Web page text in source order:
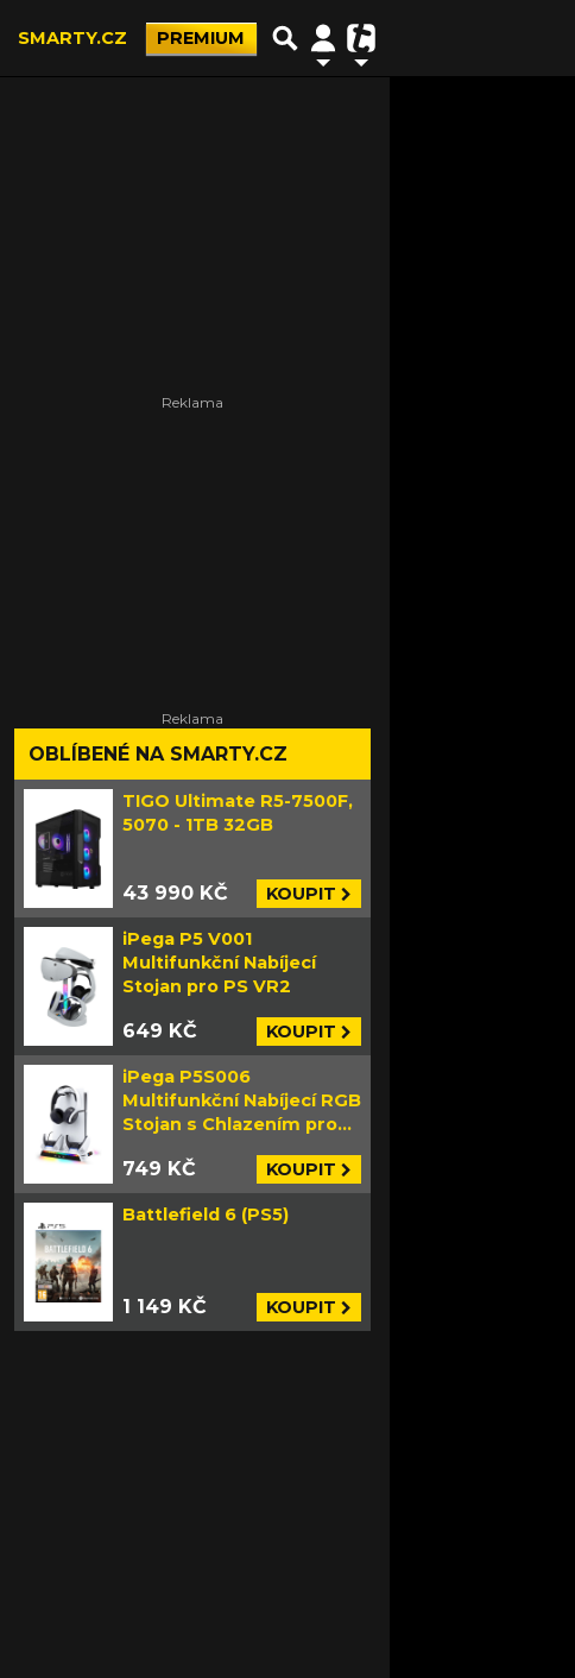
SMARTY.CZ PREMIUM
OBLÍBENÉ NA SMARTY.CZ
TIGO Ultimate R5-7500F,
5070 - 1TB 32GB
43 990 KČ KOUPIT
iPega P5 V001
Multifunkční Nabíjecí
Stojan pro PS VR2
649 KČ KOUPIT
iPega P5S006
Multifunkční Nabíjecí RGB
Stojan s Chlazením pro
749 KČ KOUPIT
Battlefield 6 (PS5)
1 149 KČ KOUPIT